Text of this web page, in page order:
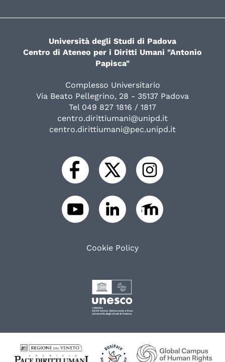
Università degli Studi di Padova
Centro di Ateneo per i Diritti Umani "Antonio
Papisca"
Complesso Universitario
Via Beato Pellegrino, 28 - 35137 Padova
Tel 049 827 1816 / 1817
centro.dirittiumani@unipd.it
centro.dirittiumani@pec.unipd.it
Cookie Policy